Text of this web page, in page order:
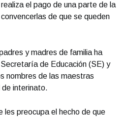
el pago de una parte de la
de que se queden
y madres de familia ha
de Educación (SE) y
nombres de las maestras
interinato.
les preocupa el hecho de que